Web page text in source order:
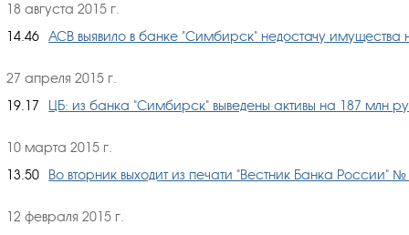
18 августа 2015 г.
14.46
АСВ выявило в банке "Симбирск" недостачу имущества
27 апреля 2015 г.
19.17
ЦБ: из банка "Симбирск" выведены активы на 187 млн
10 марта 2015 г.
13.50
Во вторник выходит из печати "Вестник Банка России"
12 февраля 2015 г.